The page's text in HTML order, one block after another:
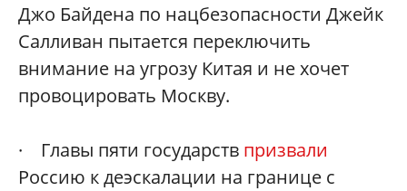
Джо Байдена по нацбезопасности Джейк
Салливан пытается переключить
внимание на угрозу Китая и не хочет
провоцировать Москву.
· Главы пяти государств призвали
Россию к деэскалации на границе с